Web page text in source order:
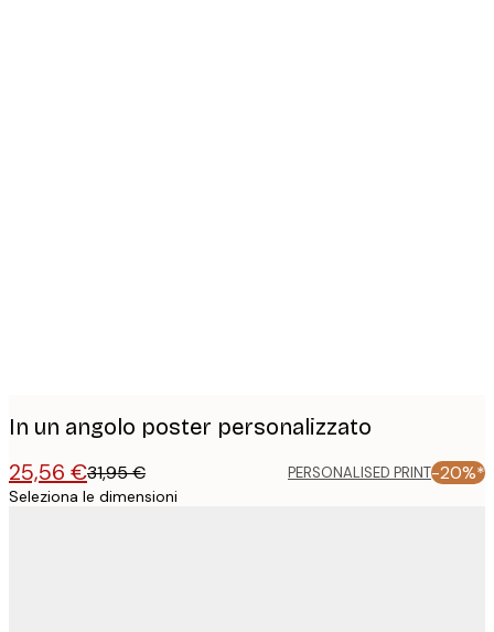
In un angolo poster personalizzato
25,56 €31,95 € PERSONALISED PRINT-20%*
Seleziona le dimensioni